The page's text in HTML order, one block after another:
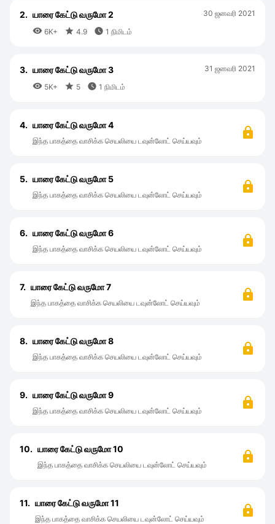
2. யாரை கேட்டு வருமோ 2
 6K+  4.9  1 நிமிடம்
30 ஜனவரி 2021
3. யாரை கேட்டு வருமோ 3
 5K+  5  1 நிமிடம்
31 ஜனவரி 2021
4. யாரை கேட்டு வருமோ 4
இந்த பாகத்தை வாசிக்க செயலியை டவுன்லோட் செய்யவும்
5. யாரை கேட்டு வருமோ 5
இந்த பாகத்தை வாசிக்க செயலியை டவுன்லோட் செய்யவும்
6. யாரை கேட்டு வருமோ 6
இந்த பாகத்தை வாசிக்க செயலியை டவுன்லோட் செய்யவும்
7. யாரை கேட்டு வருமோ 7
இந்த பாகத்தை வாசிக்க செயலியை டவுன்லோட் செய்யவும்
8. யாரை கேட்டு வருமோ 8
இந்த பாகத்தை வாசிக்க செயலியை டவுன்லோட் செய்யவும்
9. யாரை கேட்டு வருமோ 9
இந்த பாகத்தை வாசிக்க செயலியை டவுன்லோட் செய்யவும்
10. யாரை கேட்டு வருமோ 10
இந்த பாகத்தை வாசிக்க செயலியை டவுன்லோட் செய்யவும்
11. யாரை கேட்டு வருமோ 11
இந்த பாகத்தை வாசிக்க செயலியை டவுன்லோட் செய்யவும்